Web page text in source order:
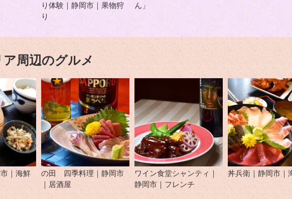
り体験｜静岡市｜果物狩
り
ん」
周辺のグルメ
｜海鮮
の田 四季料理｜静岡市
｜居酒屋
ワイン食堂シャンティ｜
静岡市｜フレンチ
丼兵衛｜静岡市｜